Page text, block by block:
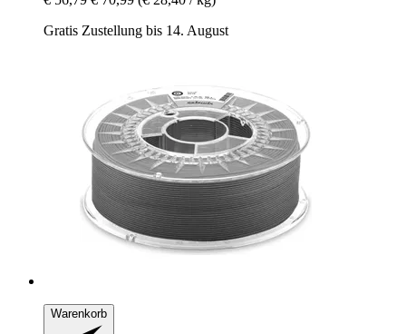
Gratis Zustellung bis 14. August
Warenkorb